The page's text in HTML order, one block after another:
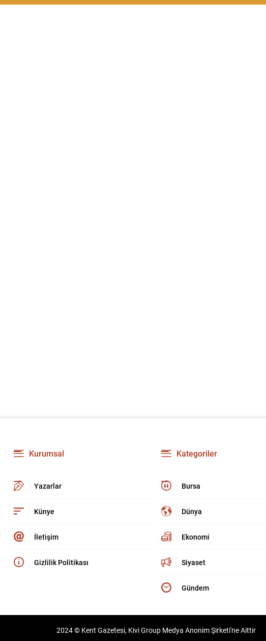
Kurumsal
Yazarlar
Künye
İletişim
Gizlilik Politikası
Kategoriler
Bursa
Dünya
Ekonomi
Siyaset
Gündem
2024 © Kent Gazetesi, Kivi Group Medya Anonim Şirketi'ne Aittir